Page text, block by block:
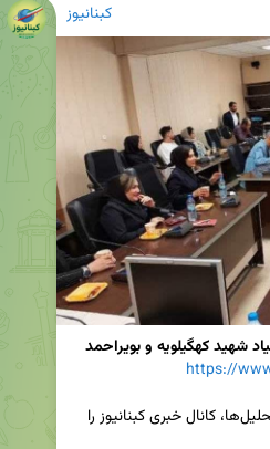
کبنانیوز
شهید کهگیلویه و بویراحمد
https://